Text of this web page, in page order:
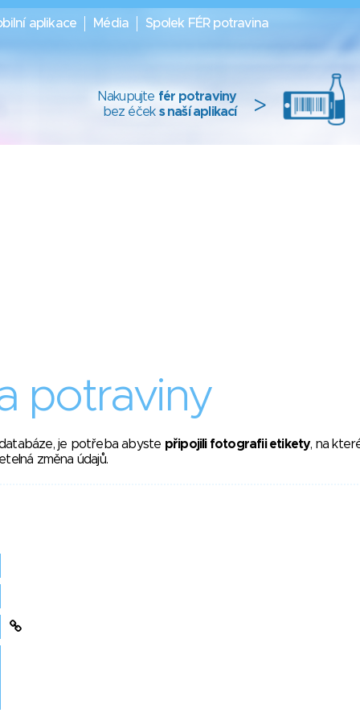
aplikace Média Spolek FÉR potravina
Nakupujte fér potraviny
bez éček s naší aplikací >
potraviny
je potřeba abyste připojili fotografii etikety, na
změna údajů.